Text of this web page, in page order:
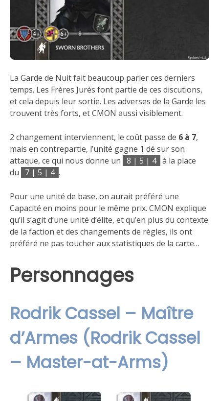
La Garde de Nuit fait beaucoup parler ces derniers
temps. Les Frères Jurés font partie de ces discutions,
et cela depuis leur sortie. Les adverses de la Garde les
trouvent très forts, et CMON aussi visiblement.
2 changement interviennent, le coût passe de 6 à 7,
mais en contrepartie, l’unité gagne 1 dé sur son
attaque, ce qui nous donne un 8 | 5 | 4 à la place
du
7 | 5 | 4 .
Pour une unité de base, on aurait préféré une
Capacité en moins pour le même prix. CMON explique
qu’il s’agit d’une unité d’élite, et qu’en plus du contexte
de la faction et des changements de règles, ils ont
préféré ne pas toucher aux statistiques de la carte…
Personnages
Rodrik Cassel – Maître
d’Armes (Rodrik Cassel
– Master-at-Arms)